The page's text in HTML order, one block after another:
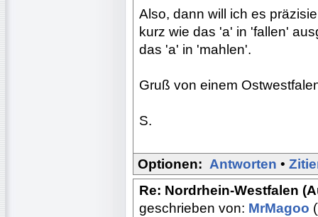
Also, dann will ich es
kurz wie das 'a' in 'fallen'
das 'a' in 'mahlen'.
Gruß von einem
S.
Optionen: Antworten •
Re: Nordrhein-Westfalen
geschrieben von: MrMagoo